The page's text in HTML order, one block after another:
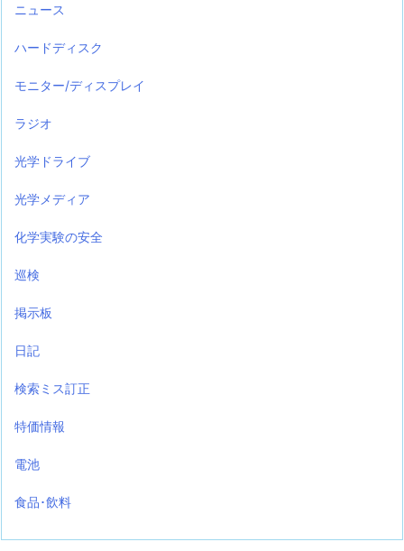
ニュース
ハードディスク
モニター/ディスプレイ
ラジオ
光学ドライブ
光学メディア
化学実験の安全
巡検
掲示板
日記
検索ミス訂正
特価情報
電池
食品･飲料